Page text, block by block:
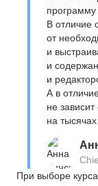
В отличие
от
и
и
и
А в
не
на
При выборе